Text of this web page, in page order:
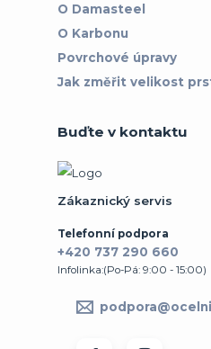
O Damasteel
O Karbonu
Povrchové úpravy
Jak změřit velikost
Buďte v kontaktu
Zákaznický servis
Telefonní podpora
+420 737 290 660
Infolinka:(Po-Pá: 9:00 - 15:00)